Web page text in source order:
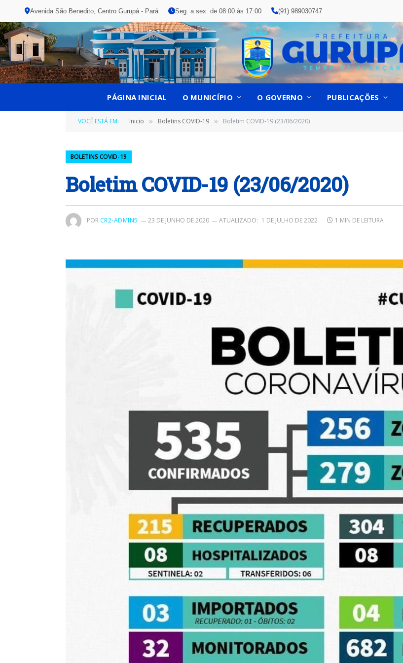
Avenida São Benedito, Centro Gurupá - Pará Seg. a sex. de 08:00 às 17:00 (91) 989030747
PÁGINA INICIAL O MUNICÍPIO O GOVERNO PUBLICAÇÕES
VOCÊ ESTÁ EM: Inicio » Boletins COVID-19 » Boletim COVID-19 (23/06/2020)
BOLETINS COVID-19
Boletim COVID-19 (23/06/2020)
POR CR2-ADMIN5 23 DE JUNHO DE 2020 ATUALIZADO: 1 DE JULHO DE 2022 1 MIN DE LEITURA